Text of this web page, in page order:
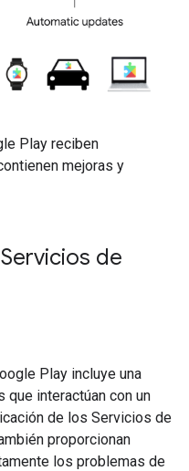
Play reciben
mejoras y
de
Play incluye una
interactúan con un
de los Servicios de
proporcionan
los problemas de